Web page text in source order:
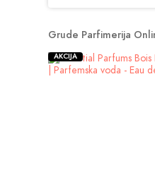
Grude Parfimerija
AKCIJA